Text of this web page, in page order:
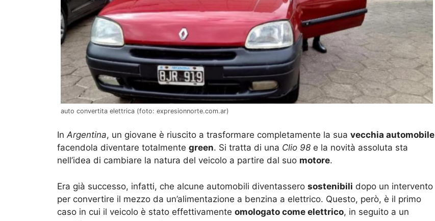
auto convertita elettrica (foto: expresionnorte.com.ar)
InArgentina, un giovane è riuscito a trasformare completamente la sua vecchia automobile
facendola diventare totalmente green. Si tratta di una Clio 98 e la novità assoluta sta
nell’idea di cambiare la natura del veicolo a partire dal suo motore.
Era già successo, infatti, che alcune automobili diventassero sostenibili dopo un intervento
per convertire il mezzo da un’alimentazione a benzina a elettrico. Questo, però, è il primo
caso in cui il veicolo è stato effettivamente omologato come elettrico, in seguito a un